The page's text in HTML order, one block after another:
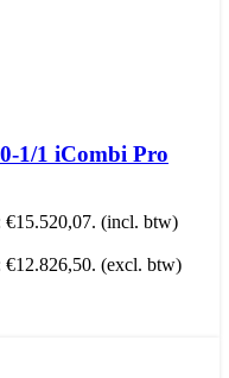
1/1 iCombi Pro
(incl. btw)
(excl. btw)